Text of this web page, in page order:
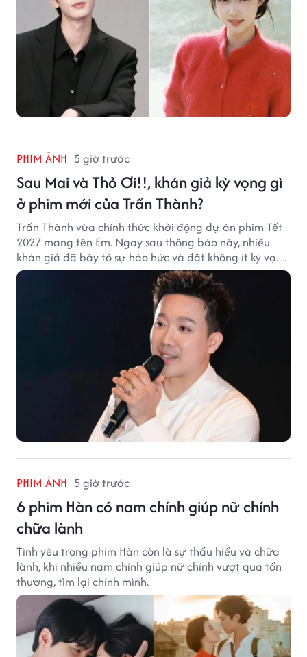
PHIM ẢNH 5 giờ trước
Sau Mai và Thỏ Ơi!!, khán giả kỳ vọng gì
ở phim mới của Trấn Thành?
Trấn Thành vừa chính thức khởi động dự án phim Tết
2027 mang tên Em. Ngay sau thông báo này, nhiều
khán giả đã bày tỏ sự háo hức và đặt không ít kỳ vọng
vào bộ phim mới của Trấn Thành.
PHIM ẢNH 5 giờ trước
6 phim Hàn có nam chính giúp nữ chính
chữa lành
Tình yêu trong phim Hàn còn là sự thấu hiểu và chữa
lành, khi nhiều nam chính giúp nữ chính vượt qua tổn
thương, tìm lại chính mình.